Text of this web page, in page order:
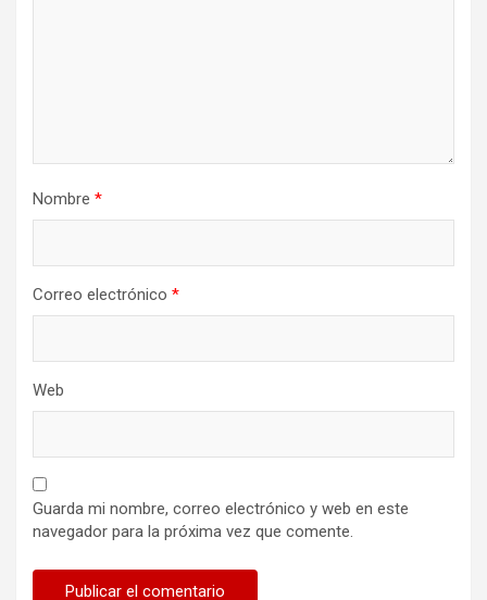
Nombre *
Correo electrónico *
Web
Guarda mi nombre, correo electrónico y web en este
navegador para la próxima vez que comente.